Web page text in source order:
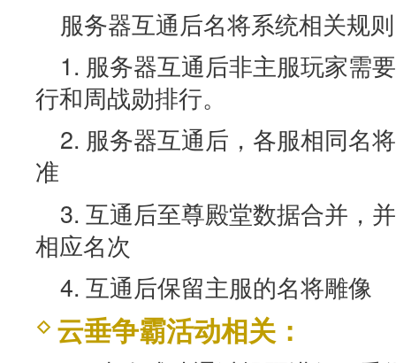
服务器互通后名将系统相关规
1. 服务器互通后非主服玩家需
行和周战勋排行。
2. 服务器互通后，各服相同名
准
3. 互通后至尊殿堂数据合并，
相应名次
4. 互通后保留主服的名将雕像
云垂争霸活动相关：